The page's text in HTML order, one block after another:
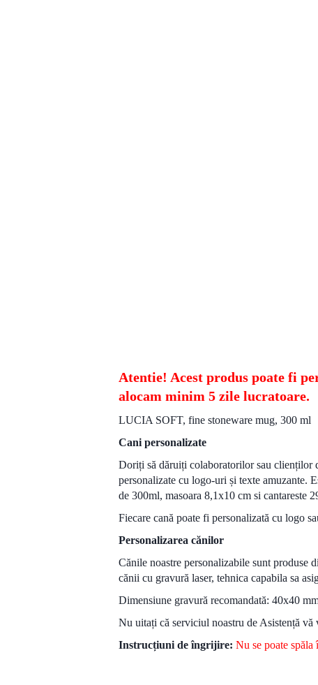
Atentie! Acest produs poate fi
alocam minim 5 zile lucratoare.
LUCIA SOFT, fine stoneware mug, 300 ml
Cani personalizate
Doriți să dăruiți colaboratorilor sau clienților
personalizate cu logo-uri și texte amuzante.
de 300ml, masoara 8,1x10 cm si cantareste
Fiecare cană poate fi personalizată cu logo
Personalizarea cănilor
Cănile noastre personalizabile sunt produse
cănii cu gravură laser, tehnica capabila sa
Dimensiune gravură recomandată: 40x40
Nu uitați că serviciul noastru de Asistență
Instrucțiuni de îngrijire: Nu se poate